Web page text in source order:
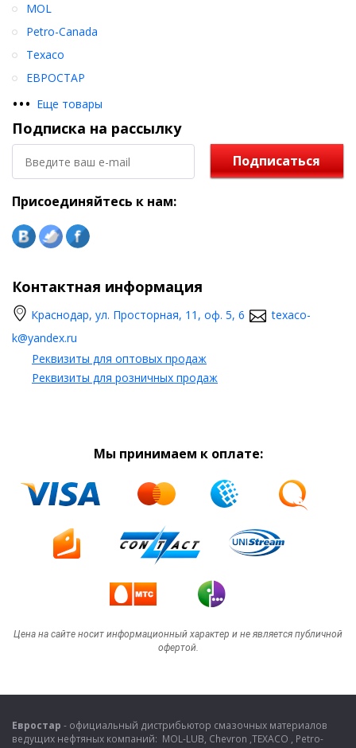
••• Еще товары
MOL
Petro-Canada
Texaco
ЕВРОСТАР
Подписка на рассылку
Подписаться
Присоединяйтесь к нам:
Контактная информация
Краснодар, ул. Просторная, 11, оф. 5, 6
texaco-
k@yandex.ru
Реквизиты для оптовых продаж
Реквизиты для розничных продаж
Мы принимаем к оплате:
Цена на сайте носит информационный характер и не является публичной
офертой.
Евростар - официальный дистрибьютор смазочных материалов
ведущих нефтяных компаний: MOL-LUB, Chevron ,TEXACO , Petro-